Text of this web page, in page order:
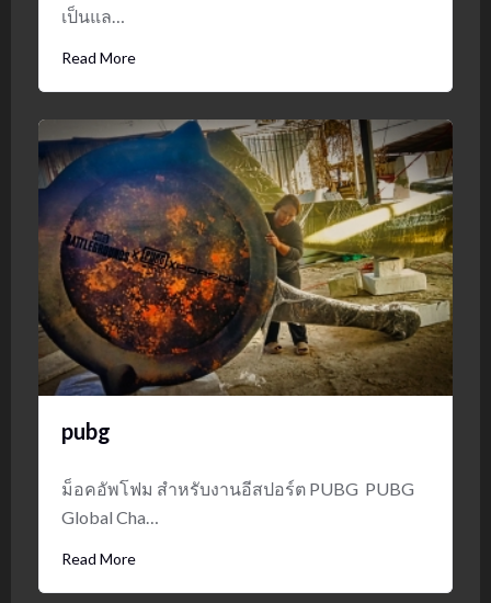
เป็นแล…
Read More
pubg
ม็อคอัพโฟม สำหรับงานอีสปอร์ต PUBG PUBG
Global Cha…
Read More